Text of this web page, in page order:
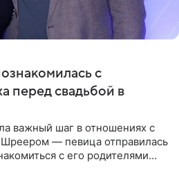
с
перед свадьбой в
важный шаг в отношениях с
— певица отправилась
с его родителями